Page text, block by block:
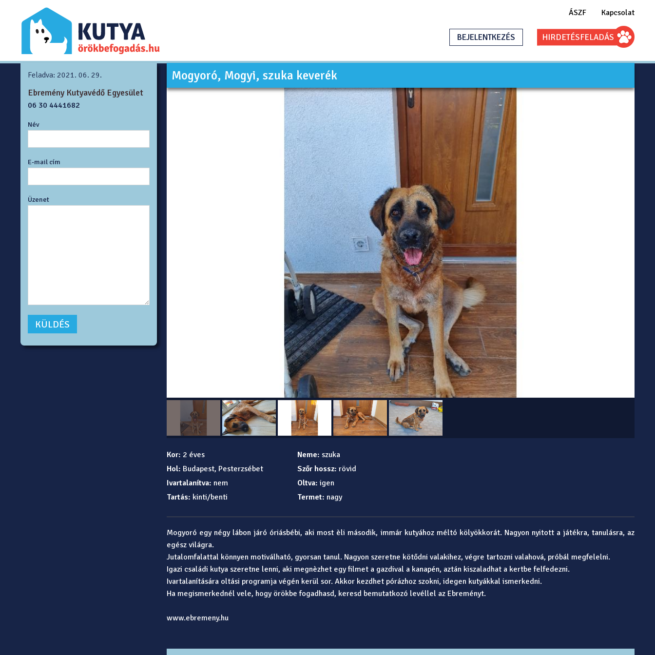
ÁSZF Kapcsolat
BEJELENTKEZÉS HIRDETÉSFELADÁS
Mogyoró, Mogyi, szuka keverék
Kor: 2 éves Neme: szuka
Hol: Budapest, Pesterzsébet Szőr hossz: rövid
Ivartalanítva: nem Oltva: igen
Tartás: kinti/benti Termet: nagy
Mogyoró egy négy lábon járó óriásbébi, aki most èli második, immár kutyához méltó kölyökkorát. Nagyon nyitott a játékra, tanulásra, az
egész világra.
Jutalomfalattal könnyen motiválható, gyorsan tanul. Nagyon szeretne kötődni valakihez, végre tartozni valahová, próbál megfelelni.
Igazi családi kutya szeretne lenni, aki megnèzhet egy filmet a gazdival a kanapén, aztán kiszaladhat a kertbe felfedezni.
Ivartalanítására oltási programja végén kerül sor. Akkor kezdhet pórázhoz szokni, idegen kutyákkal ismerkedni.
Ha megismerkednél vele, hogy örökbe fogadhasd, keresd bemutatkozó levéllel az Ebreményt.
www.ebremeny.hu
Feladva: 2021. 06. 29.
Ebremény Kutyavédő Egyesület
06 30 4441682
Név
E-mail cím
Üzenet